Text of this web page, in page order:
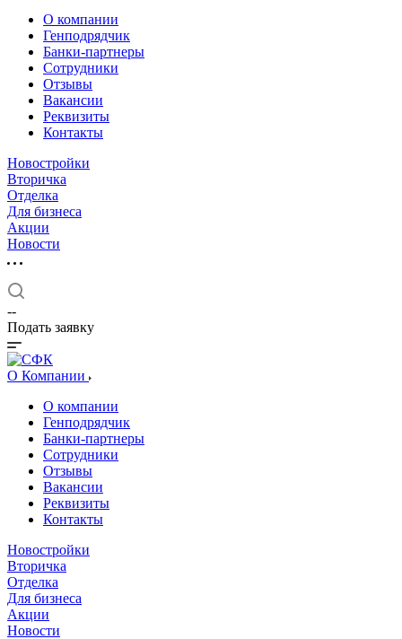
О компании
Генподрядчик
Банки-партнеры
Сотрудники
Отзывы
Вакансии
Реквизиты
Контакты
Новостройки
Вторичка
Отделка
Для бизнеса
Акции
Новости
--
Подать заявку
О Компании
О компании
Генподрядчик
Банки-партнеры
Сотрудники
Отзывы
Вакансии
Реквизиты
Контакты
Новостройки
Вторичка
Отделка
Для бизнеса
Акции
Новости